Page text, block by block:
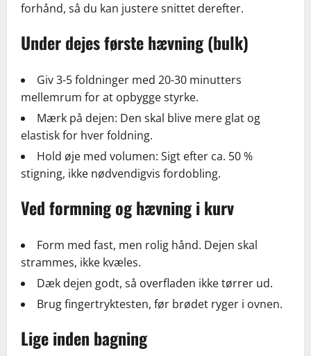
forhånd, så du kan justere snittet derefter.
Under dejes første hævning (bulk)
Giv 3-5 foldninger med 20-30 minutters
mellemrum for at opbygge styrke.
Mærk på dejen: Den skal blive mere glat og
elastisk for hver foldning.
Hold øje med volumen: Sigt efter ca. 50 %
stigning, ikke nødvendigvis fordobling.
Ved formning og hævning i kurv
Form med fast, men rolig hånd. Dejen skal
strammes, ikke kvæles.
Dæk dejen godt, så overfladen ikke tørrer ud.
Brug fingertryktesten, før brødet ryger i ovnen.
Lige inden bagning